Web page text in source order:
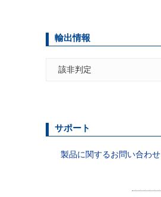
輸出情報
該非判定
サポート
製品に関するお問い合わせ